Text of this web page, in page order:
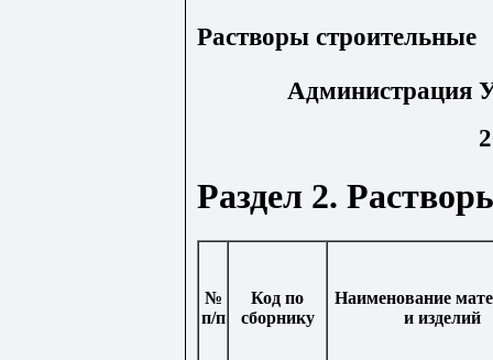
Растворы строительные
Администрация
Раздел 2.
№
п/п
Код по
сборнику
Наименование
и изделий